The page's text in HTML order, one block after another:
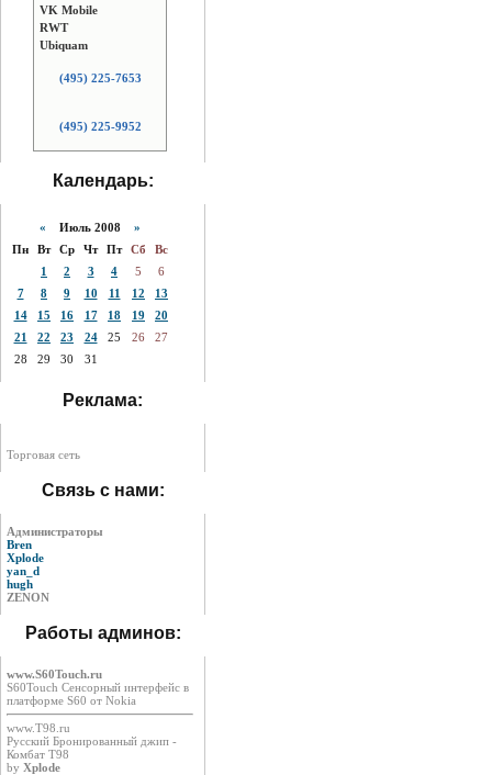
VK Mobile
RWT
Ubiquam
(495) 225-7653
(495) 225-9952
Календарь:
« Июль 2008 »
Пн
Вт Ср Чт Пт Сб
Вс
1
2 3 4 5
6
7
8 9 10 11 12
13
14
15 16 17 18 19
20
21
22 23 24 25 26
27
28
29 30 31
Реклама:
Торговая сеть
Связь с нами:
Администраторы
Bren
Xplode
yan_d
hugh
ZENON
Работы админов:
www.S60Touch.ru
S60Touch Сенсорный интерфейс в
платформе S60 от Nokia
www.T98.ru
Русский Бронированный джип -
Комбат Т98
by Xplode